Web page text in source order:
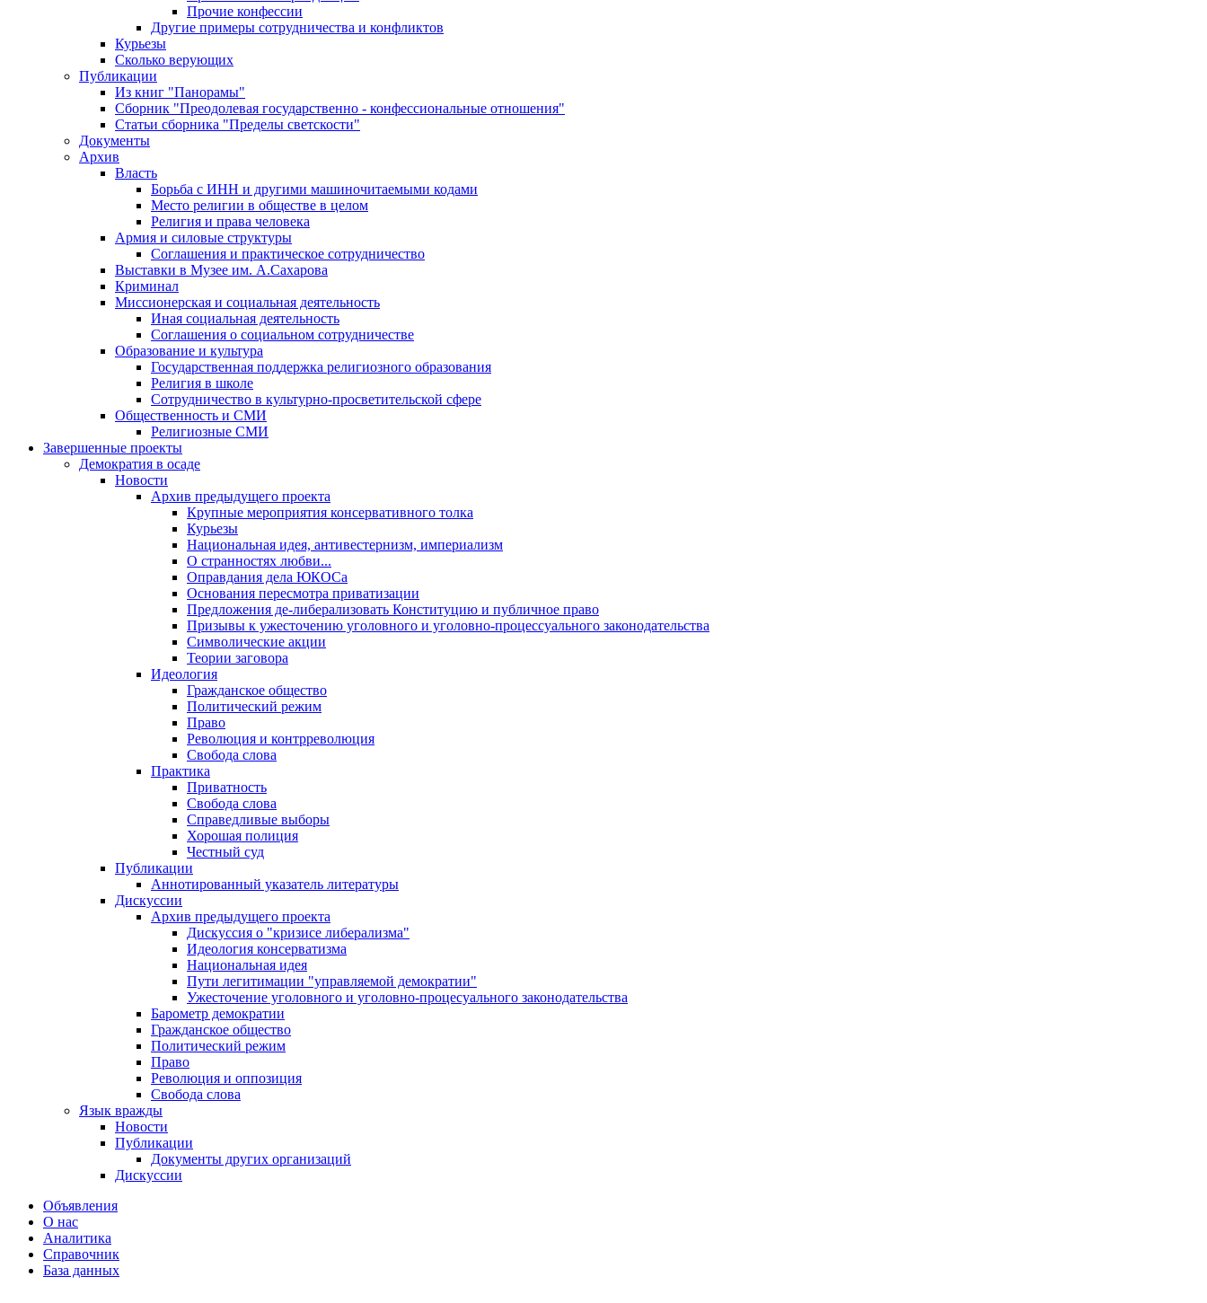
Прочие конфессии
Другие примеры сотрудничества и конфликтов
Курьезы
Сколько верующих
Публикации
Из книг "Панорамы"
Сборник "Преодолевая государственно - конфессиональные отношения"
Статьи сборника "Пределы светскости"
Документы
Архив
Власть
Борьба с ИНН и другими машиночитаемыми кодами
Место религии в обществе в целом
Религия и права человека
Армия и силовые структуры
Соглашения и практическое сотрудничество
Выставки в Музее им. А.Сахарова
Криминал
Миссионерская и социальная деятельность
Иная социальная деятельность
Соглашения о социальном сотрудничестве
Образование и культура
Государственная поддержка религиозного образования
Религия в школе
Сотрудничество в культурно-просветительской сфере
Общественность и СМИ
Религиозные СМИ
Завершенные проекты
Демократия в осаде
Новости
Архив предыдущего проекта
Крупные мероприятия консервативного толка
Курьезы
Национальная идея, антивестернизм, империализм
О странностях любви...
Оправдания дела ЮКОСа
Основания пересмотра приватизации
Предложения де-либерализовать Конституцию и публичное право
Призывы к ужесточению уголовного и уголовно-процессуального законодательства
Символические акции
Теории заговора
Идеология
Гражданское общество
Политический режим
Право
Революция и контрреволюция
Свобода слова
Практика
Приватность
Свобода слова
Справедливые выборы
Хорошая полиция
Честный суд
Публикации
Аннотированный указатель литературы
Дискуссии
Архив предыдущего проекта
Дискуссия о "кризисе либерализма"
Идеология консерватизма
Национальная идея
Пути легитимации "управляемой демократии"
Ужесточение уголовного и уголовно-процесуального законодательства
Барометр демократии
Гражданское общество
Политический режим
Право
Революция и оппозиция
Свобода слова
Язык вражды
Новости
Публикации
Документы других организаций
Дискуссии
Объявления
О нас
Аналитика
Справочник
База данных